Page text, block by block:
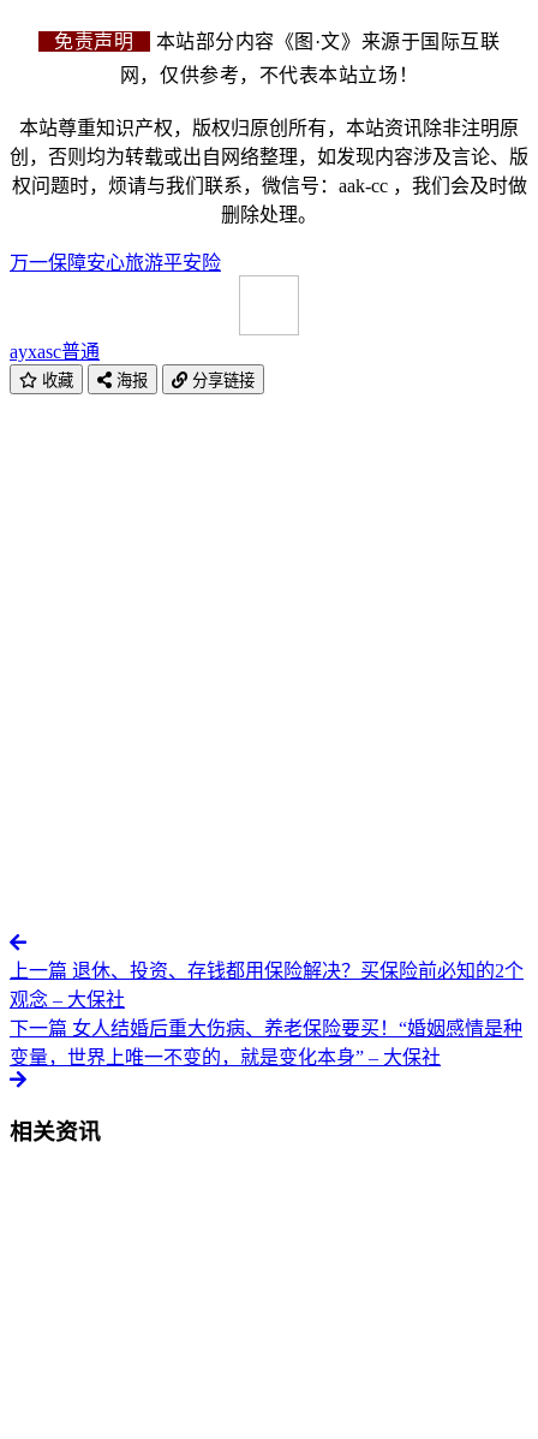
免责声明
本站部分内容《图·文》来源于国际互联
网，仅供参考，不代表本站立场！
本站尊重知识产权，版权归原创所有，本站资讯除非注明原
创，否则均为转载或出自网络整理，如发现内容涉及言论、版
权问题时，烦请与我们联系，微信号：aak-cc ，我们会及时做
删除处理。
万一保障安心旅游平安险
ayxasc普通
收藏 海报 分享链接
上一篇 退休、投资、存钱都用保险解决？买保险前必知的2个
观念 – 大保社
下一篇 女人结婚后重大伤病、养老保险要买！“婚姻感情是种
变量，世界上唯一不变的，就是变化本身” – 大保社
相关资讯